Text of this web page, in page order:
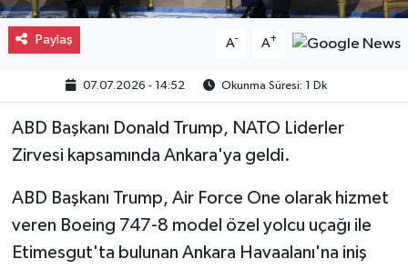
Paylaş A- A+
07.07.2026 - 14:52 Okunma Süresi: 1 Dk
ABD Başkanı Donald Trump, NATO Liderler
Zirvesi kapsamında Ankara'ya geldi.
ABD Başkanı Trump, Air Force One olarak hizmet
veren Boeing 747-8 model özel yolcu uçağı ile
Etimesgut'ta bulunan Ankara Havaalanı'na iniş